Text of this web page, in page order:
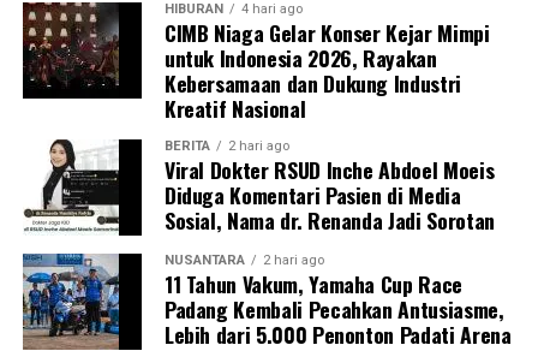
HIBURAN 4 hari ago
CIMB Niaga Gelar Konser Kejar Mimpi
untuk Indonesia 2026, Rayakan
Kebersamaan dan Dukung Industri
Kreatif Nasional
BERITA 2 hari ago
Viral Dokter RSUD Inche Abdoel Moeis
Diduga Komentari Pasien di Media
Sosial, Nama dr. Renanda Jadi Sorotan
NUSANTARA 2 hari ago
11 Tahun Vakum, Yamaha Cup Race
Padang Kembali Pecahkan Antusiasme,
Lebih dari 5.000 Penonton Padati Arena